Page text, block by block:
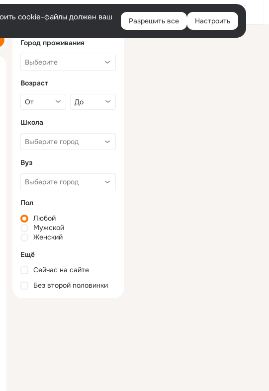
Войти
cookie-файлы должен ваш
Разрешить все Настроить
Город проживания
Возраст
Школа
Вуз
Пол
Любой
Мужской
Женский
Ещё
Сейчас на сайте
Без второй половинки